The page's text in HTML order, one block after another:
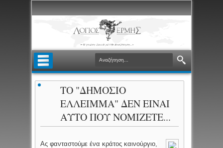
ΤΟ "ΔΗΜΟΣΙΟ
ΕΛΛΕΙΜΜΑ" ΔΕΝ ΕΙΝΑΙ
ΑΥΤΟ ΠΟΥ ΝΟΜΙΖΕΤΕ...
Ας φανταστούμε ένα κράτος καινούργιο,